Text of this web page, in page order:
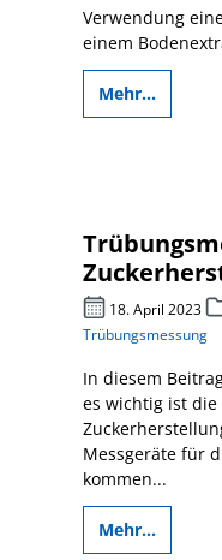
Verwendung
einem
Mehr...
18. April 2023
Trübungsmessung
In diesem
es wichtig ist
Messgeräte für
kommen...
Mehr...